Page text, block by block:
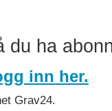
du ha
inn her.
Grav24.